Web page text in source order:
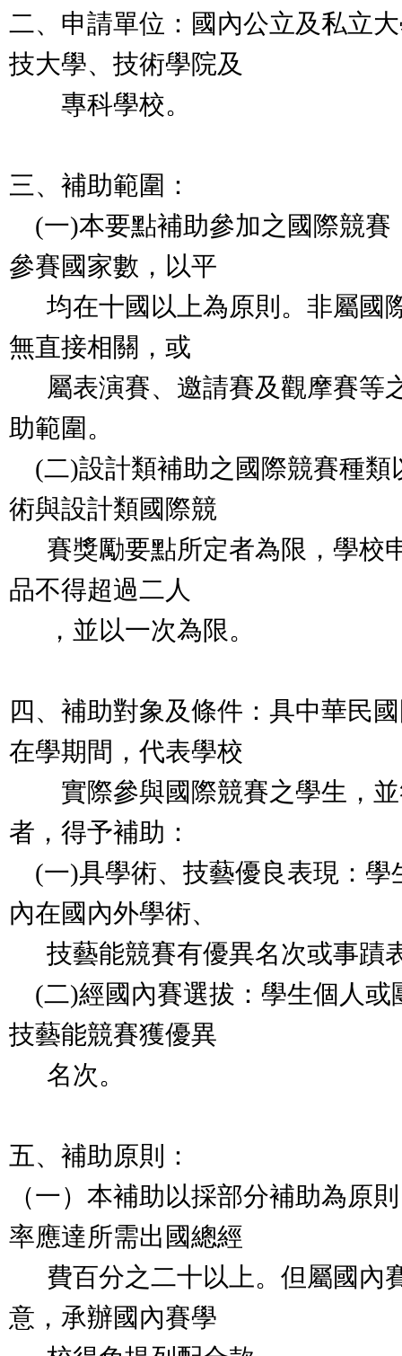
二、申請單位：國內公立及私立
技大學、技術學院及
專科學校。
三、補助範圍：
(一)本要點補助參加之國際競賽
參賽國家數，以平
均在十國以上為原則。非屬國
無直接相關，或
屬表演賽、邀請賽及觀摩賽等
助範圍。
(二)設計類補助之國際競賽種類
術與設計類國際競
賽獎勵要點所定者為限，學校
品不得超過二人
，並以一次為限。
四、補助對象及條件：具中華民
在學期間，代表學校
實際參與國際競賽之學生，並
者，得予補助：
(一)具學術、技藝優良表現：學
內在國內外學術、
技藝能競賽有優異名次或事蹟
(二)經國內賽選拔：學生個人或
技藝能競賽獲優異
名次。
五、補助原則：
（一）本補助以採部分補助為原
率應達所需出國總經
費百分之二十以上。但屬國內
意，承辦國內賽學